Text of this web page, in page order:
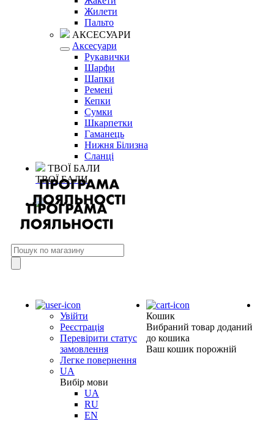
Жилети
Пальто
АКСЕСУАРИ
Аксесуари
Рукавички
Шарфи
Шапки
Ремені
Кепки
Сумки
Шкарпетки
Гаманець
Нижня Білизна
Сланці
ТВОЇ БАЛИ
ТВОЇ БАЛИ
Увійти
Реєстрація
Перевірити статус
замовлення
Легке повернення
UA
Вибір мови
UA
RU
EN
Кошик
Вибраний товар доданий
до кошика
Ваш кошик порожній